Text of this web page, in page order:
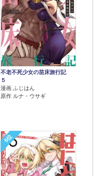
不老不死少女の苗床旅行記
５
漫画 ふじはん
原作 ルナ・ウサギ
5位